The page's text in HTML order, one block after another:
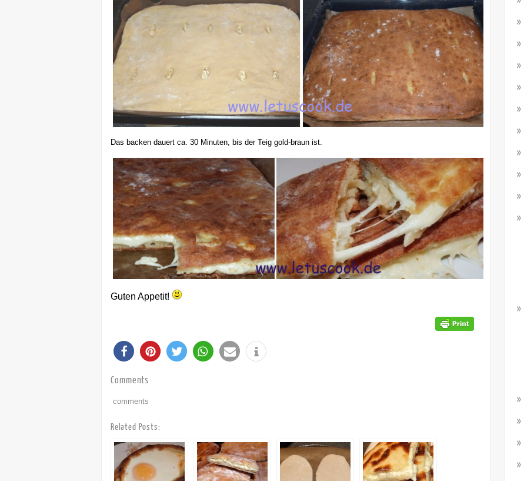
Das backen dauert ca. 30 Minuten, bis der Teig gold-braun ist.
Guten Appetit!
Comments
comments
Related Posts: